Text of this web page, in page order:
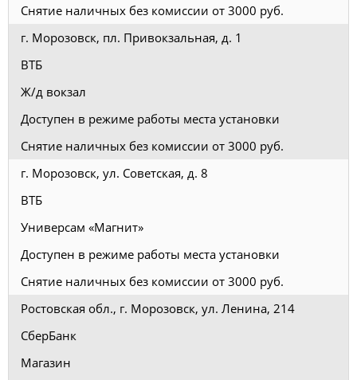
Снятие наличных без комиссии от 3000 руб.
г. Морозовск, пл. Привокзальная, д. 1
ВТБ
Ж/д вокзал
Доступен в режиме работы места установки
Снятие наличных без комиссии от 3000 руб.
г. Морозовск, ул. Советская, д. 8
ВТБ
Универсам «Магнит»
Доступен в режиме работы места установки
Снятие наличных без комиссии от 3000 руб.
Ростовская обл., г. Морозовск, ул. Ленина, 214
СберБанк
Магазин